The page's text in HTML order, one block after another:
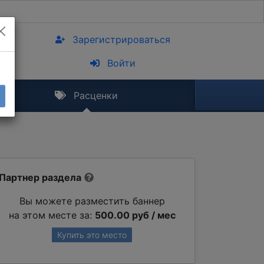
Зарегистрироваться
Войти
Расценки
Партнер раздела
Вы можете разместить баннер
на этом месте за: 500.00 руб / мес
Купить это место